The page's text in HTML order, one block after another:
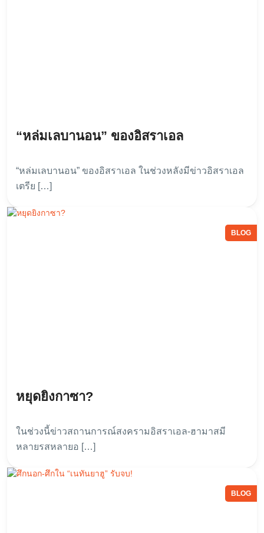
“หล่มเลบานอน” ของอิสราเอล
“หล่มเลบานอน” ของอิสราเอล ในช่วงหลังมีข่าวอิสราเอล
เตรีย […]
BLOG
หยุดยิงกาซา?
ในช่วงนี้ข่าวสถานการณ์สงครามอิสราเอล-ฮามาสมี
หลายรสหลายอ […]
BLOG